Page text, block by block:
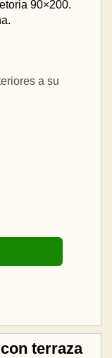
90×200.
a su
terraza